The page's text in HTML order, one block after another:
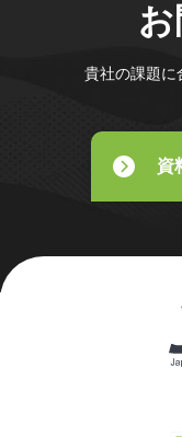
貴社の課題に
資